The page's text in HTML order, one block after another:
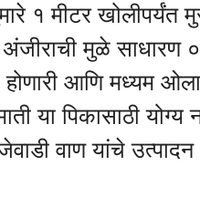
१ मीटर खोलीपर्यंत
मुळे साधारण
होणारी आणि मध्यम
या पिकासाठी
वाण यांचे उत्पादन